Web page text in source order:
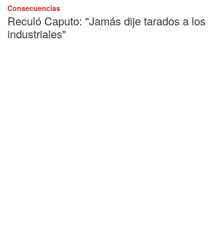
Consecuencias
Reculó Caputo: "Jamás dije tarados a los
industriales"